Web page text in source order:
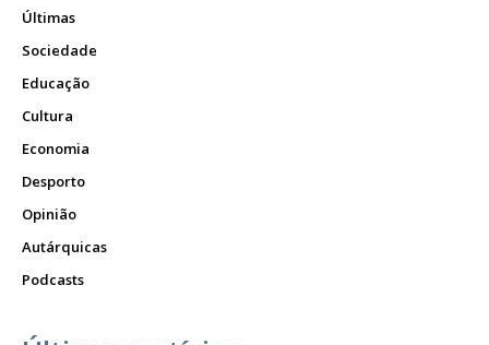
Últimas
Sociedade
Educação
Cultura
Economia
Desporto
Opinião
Autárquicas
Podcasts